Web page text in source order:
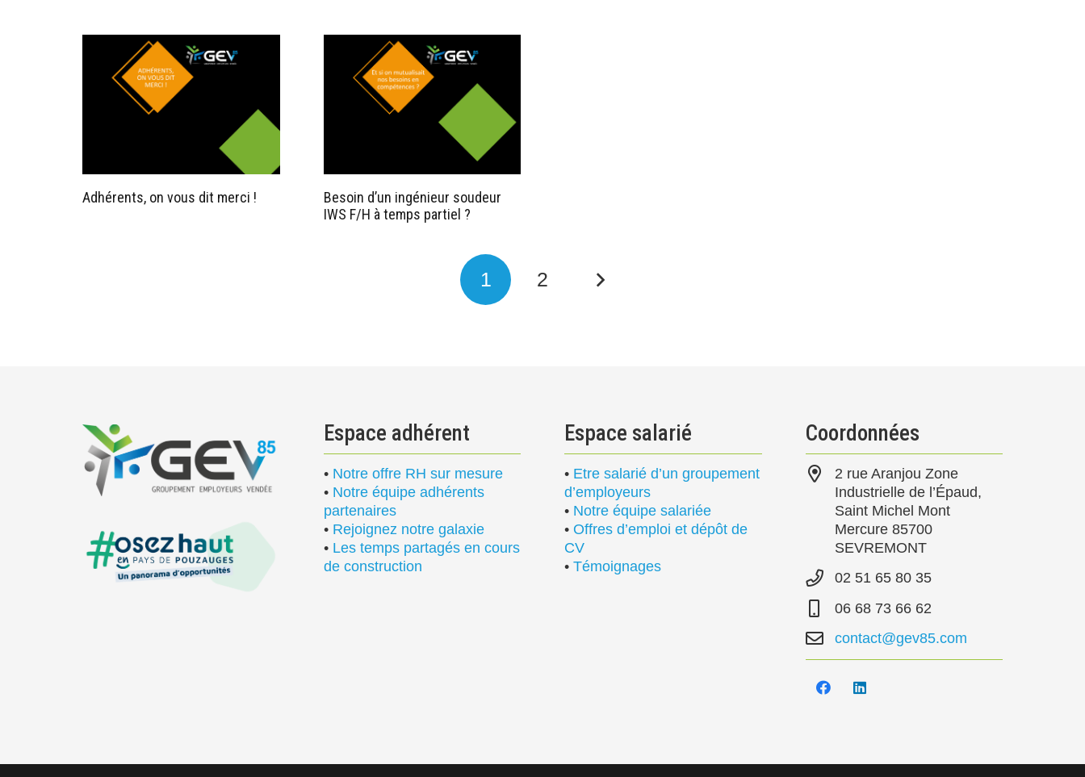
Adhérents, on vous dit merci !
Besoin d’un ingénieur soudeur
IWS F/H à temps partiel ?
1 2
Espace adhérent
• Notre offre RH sur mesure
• Notre équipe adhérents
partenaires
• Rejoignez notre galaxie
• Les temps partagés en cours
de construction
Espace salarié
• Etre salarié d’un groupement
d’employeurs
• Notre équipe salariée
• Offres d’emploi et dépôt de
CV
• Témoignages
Coordonnées
2 rue Aranjou Zone
Industrielle de l’Épaud,
Saint Michel Mont
Mercure 85700
SEVREMONT
02 51 65 80 35
06 68 73 66 62
contact@gev85.com